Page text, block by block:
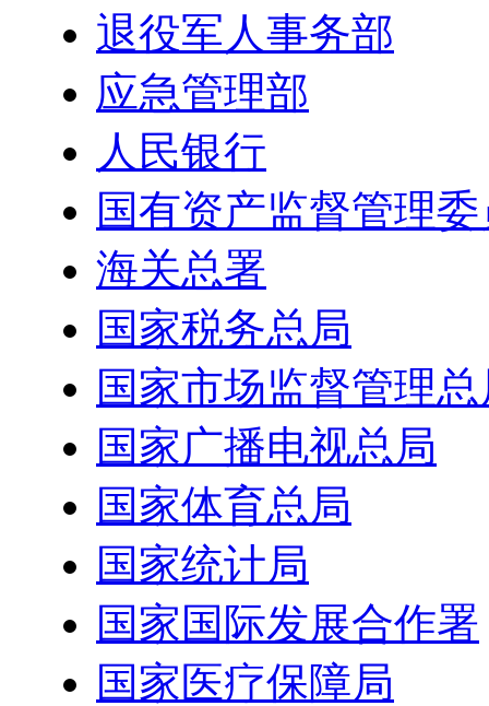
退役军人事务部
应急管理部
人民银行
国有资产监督管理
海关总署
国家税务总局
国家市场监督管理
国家广播电视总局
国家体育总局
国家统计局
国家国际发展合作署
国家医疗保障局